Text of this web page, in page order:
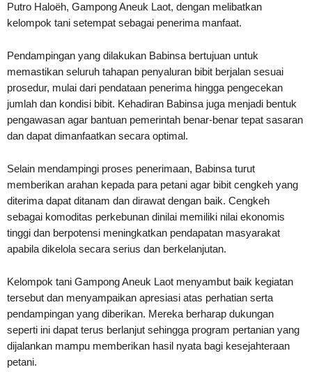
Putro Haloëh, Gampong Aneuk Laot, dengan melibatkan
kelompok tani setempat sebagai penerima manfaat.
Pendampingan yang dilakukan Babinsa bertujuan untuk
memastikan seluruh tahapan penyaluran bibit berjalan sesuai
prosedur, mulai dari pendataan penerima hingga pengecekan
jumlah dan kondisi bibit. Kehadiran Babinsa juga menjadi bentuk
pengawasan agar bantuan pemerintah benar-benar tepat sasaran
dan dapat dimanfaatkan secara optimal.
Selain mendampingi proses penerimaan, Babinsa turut
memberikan arahan kepada para petani agar bibit cengkeh yang
diterima dapat ditanam dan dirawat dengan baik. Cengkeh
sebagai komoditas perkebunan dinilai memiliki nilai ekonomis
tinggi dan berpotensi meningkatkan pendapatan masyarakat
apabila dikelola secara serius dan berkelanjutan.
Kelompok tani Gampong Aneuk Laot menyambut baik kegiatan
tersebut dan menyampaikan apresiasi atas perhatian serta
pendampingan yang diberikan. Mereka berharap dukungan
seperti ini dapat terus berlanjut sehingga program pertanian yang
dijalankan mampu memberikan hasil nyata bagi kesejahteraan
petani.